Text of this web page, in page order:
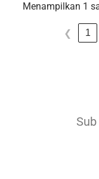
Menampilkan 1
❮ 1